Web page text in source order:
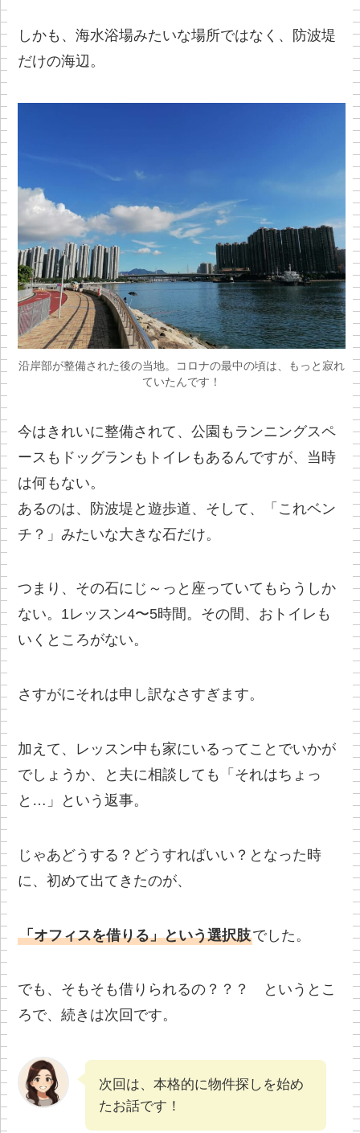
しかも、海水浴場みたいな場所ではなく、防波堤
だけの海辺。
沿岸部が整備された後の当地。コロナの最中の頃は、もっと寂れ
ていたんです！
今はきれいに整備されて、公園もランニングスペ
ースもドッグランもトイレもあるんですが、当時
は何もない。
あるのは、防波堤と遊歩道、そして、「これベン
チ？」みたいな大きな石だけ。
つまり、その石にじ～っと座っていてもらうしか
ない。1レッスン4〜5時間。その間、おトイレも
いくところがない。
さすがにそれは申し訳なさすぎます。
加えて、レッスン中も家にいるってことでいかが
でしょうか、と夫に相談しても「それはちょっ
と…」という返事。
じゃあどうする？どうすればいい？となった時
に、初めて出てきたのが、
「オフィスを借りる」という選択肢でした。
でも、そもそも借りられるの？？？ というとこ
ろで、続きは次回です。
次回は、本格的に物件探しを始め
たお話です！